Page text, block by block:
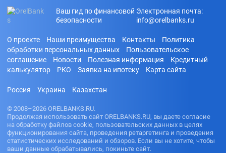
Ваш гид по финансовой
безопасности
Электронная почта:
info@orelbanks.ru
О проекте Наши преимущества Контакты
Политика
обработки персональных данных
Пользовательское
соглашение
Новости Полезная информация
Кредитный
калькулятор
РКО Заявка на ипотеку Карта сайта
Россия Украина Казахстан
© 2008–2026 ORELBANKS.RU.
Продолжая использовать сайт ORELBANKS.RU, вы даете согласие
на обработку файлов cookie, пользовательских данных в целях
функционирования сайта, проведения ретаргетинга и проведения
статистических исследований и обзоров. Если вы не хотите, чтобы
ваши данные обрабатывались, покиньте сайт.